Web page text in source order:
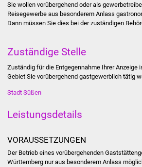
Stadtinfo
Sie wollen vorübergehend oder als
Reisegewerbe aus besonderem Anlass
Dann müssen Sie dies bei der zuständigen
Zuständige Stelle
Zuständig für die Entgegennahme Ihrer Anzeige
Gebiet Sie vorübergehend gastgewerblich tätig
Stadt Süßen
Leistungsdetails
VORAUSSETZUNGEN
Der Betrieb eines vorübergehenden
Württemberg nur aus besonderem Anlass